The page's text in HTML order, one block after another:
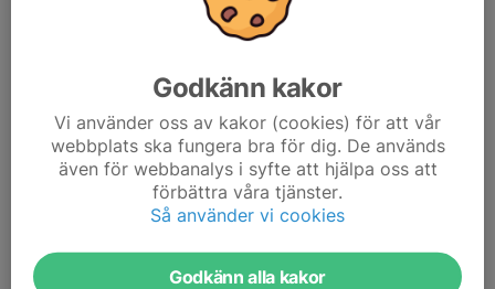
Godkänn kakor
Vi använder oss av kakor (cookies) för att vår
webbplats ska fungera bra för dig. De används
även för webbanalys i syfte att hjälpa oss att
förbättra våra tjänster.
Så använder vi cookies
Godkänn alla kakor